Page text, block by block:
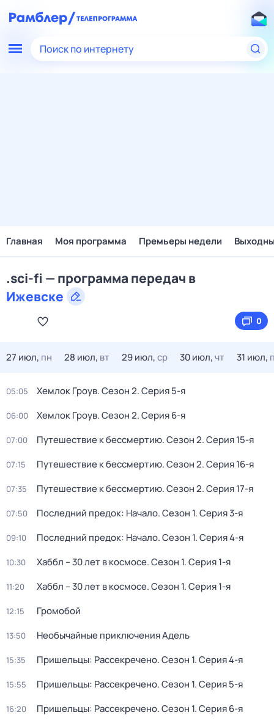
Поиск по интернету
Главная Моя программа Премьеры недели
.sci-fi — программа передач в
Ижевске
0
27 июл, пн 28 июл, вт 29 июл,ср 30 июл,чт 31 июл,
05:05 Хемлок Гроув. Сезон 2. Серия 5-я
06:00 Хемлок Гроув. Сезон 2. Серия 6-я
07:00 Путешествие к бессмертию. Сезон 2. Серия 15-я
07:15 Путешествие к бессмертию. Сезон 2. Серия 16-я
07:35 Путешествие к бессмертию. Сезон 2. Серия 17-я
07:50 Последний предок: Начало. Сезон 1. Серия 3-я
09:10 Последний предок: Начало. Сезон 1. Серия 4-я
10:30 Хаббл – 30 лет в космосе. Сезон 1. Серия 1-я
11:20 Хаббл – 30 лет в космосе. Сезон 1. Серия 1-я
12:15 Громобой
13:50 Необычайные приключения Адель
15:35 Пришельцы: Рассекречено. Сезон 1. Серия 4-я
15:55 Пришельцы: Рассекречено. Сезон 1. Серия 5-я
16:20 Пришельцы: Рассекречено. Сезон 1. Серия 6-я